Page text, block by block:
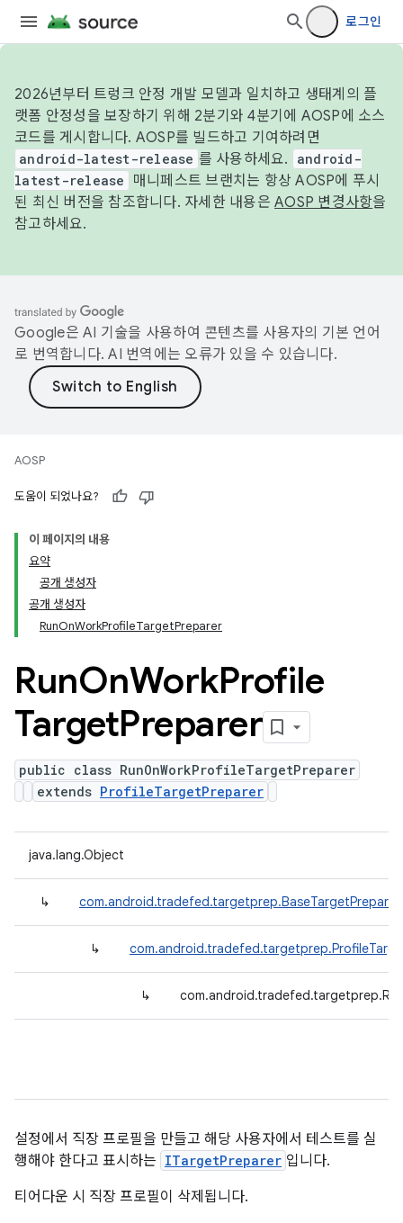
로그인
2026년부터 트렁크 안정 개발 모델과 일치하고 생태계의 플
랫폼 안정성을 보장하기 위해 2분기와 4분기에 AOSP에 소스
코드를 게시합니다. AOSP를 빌드하고 기여하려면
android-latest-release 를 사용하세요.
android-
latest-release
매니페스트 브랜치는 항상 AOSP에 푸시
된 최신 버전을 참조합니다. 자세한 내용은 AOSP 변경사항을
참고하세요.
Google은 AI 기술을 사용하여 콘텐츠를 사용자의 기본 언어
로 번역합니다. AI 번역에는 오류가 있을 수 있습니다.
AOSP
도움이 되었나요?
이 페이지의 내용
요약
공개 생성자
공개 생성자
RunOnWorkProfileTargetPreparer
RunOnWorkProfile
TargetPreparer
public class RunOnWorkProfileTargetPreparer
extends ProfileTargetPreparer
java.lang.Object
↳ com.android.tradefed.targetprep.BaseTargetPreparer
↳
↳
설정에서 직장 프로필을 만들고 해당 사용자에서 테스트를 실
행해야 한다고 표시하는 ITargetPreparer 입니다.
티어다운 시 직장 프로필이 삭제됩니다.